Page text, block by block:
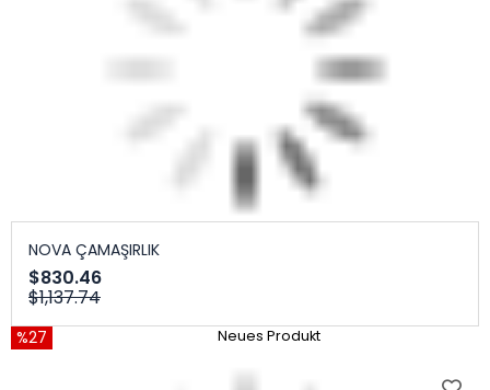
NOVA ÇAMAŞIRLIK
$830.46
$1,137.74
%27 Neues Produkt